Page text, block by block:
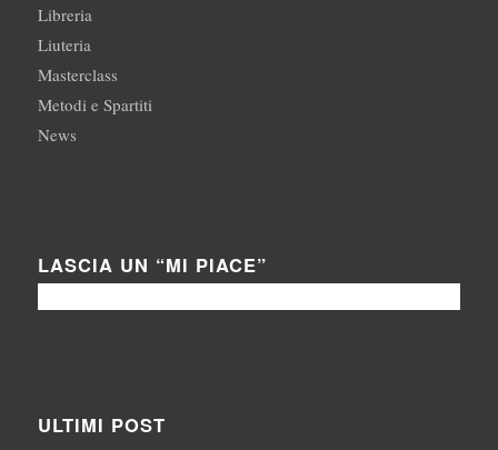
Libreria
Liuteria
Masterclass
Metodi e Spartiti
News
LASCIA UN “MI PIACE”
ULTIMI POST